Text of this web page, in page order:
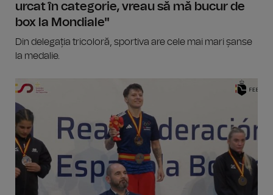
urcat în categorie, vreau să mă bucur de
box la Mondiale"
Din delegația tricoloră, sportiva are cele mai mari șanse
la medalie.